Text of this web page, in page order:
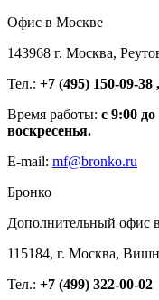
Офис в Москве
143968 г. Москва,
Тел.: +7 (495) 150-09-38
Время работы: с 9:00
воскресенья.
E-mail: mf@bronko.ru
Бронко
Дополнительный офис
115184, г. Москва,
Тел.: +7 (499) 322-00-02